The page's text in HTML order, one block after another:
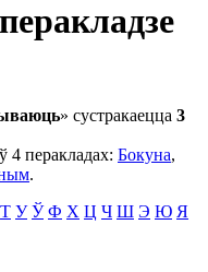
» сустракаецца 3
4 перакладах: Бокуна,
.
Т У Ў Ф Х Ц Ч Ш Э Ю Я